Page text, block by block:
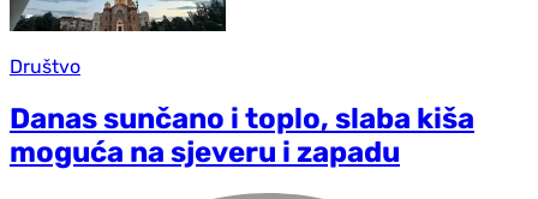
Društvo
Danas sunčano i toplo, slaba kiša
moguća na sjeveru i zapadu